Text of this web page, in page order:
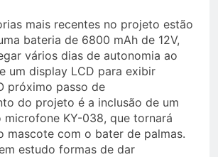
mais recentes no projeto estão
bateria de 6800 mAh de 12V,
vários dias de autonomia ao
um display LCD para exibir
próximo passo de
do projeto é a inclusão de um
microfone KY-038, que tornará
mascote com o bater de palmas.
estudo formas de dar